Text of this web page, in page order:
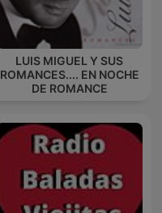
LUIS MIGUEL Y SUS
ROMANCES.... EN NOCHE
DE ROMANCE